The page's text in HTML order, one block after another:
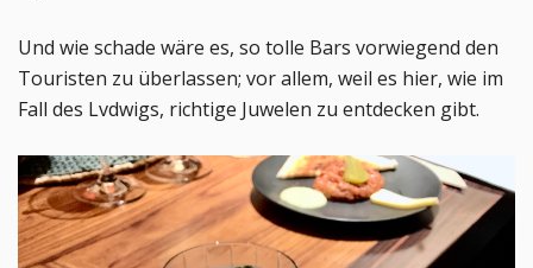
Und wie schade wäre es, so tolle Bars vorwiegend den
Touristen zu überlassen; vor allem, weil es hier, wie im
Fall des Lvdwigs, richtige Juwelen zu entdecken gibt.